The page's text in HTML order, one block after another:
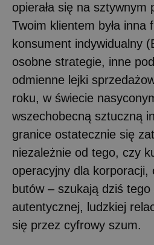
opierała się na sztywnym
Twoim klientem była inna
konsument indywidualny
osobne strategie, inne
odmienne lejki
roku, w świecie
wszechobecną sztuczną
granice ostatecznie się
niezależnie od tego, czy
operacyjny dla korporacji,
butów – szukają dziś tego
autentycznej, ludzkiej
się przez cyfrowy szum.